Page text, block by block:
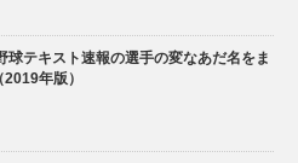
球テキスト速報の選手の変なあだ名をま
年版）